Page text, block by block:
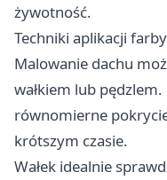
żywotność.
Techniki aplikacji
Malowanie dachu
wałkiem lub
równomierne
krótszym czasie.
Wałek idealnie